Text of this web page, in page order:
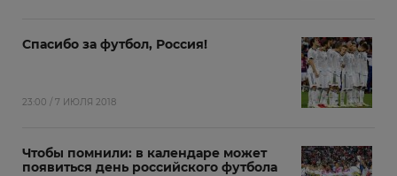
Спасибо за футбол, Россия!
23:00 / 7 ИЮЛЯ 2018
Чтобы помнили: в календаре может
появиться день российского футбола